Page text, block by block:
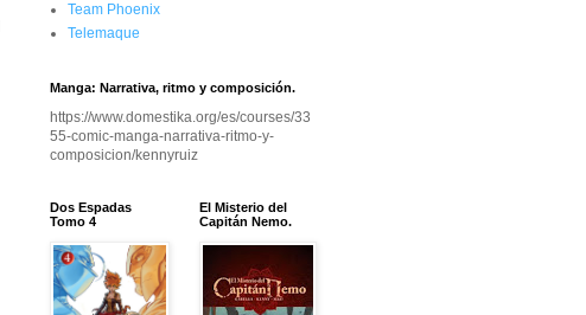
Team Phoenix
Telemaque
Manga: Narrativa, ritmo y composición.
https://www.domestika.org/es/courses/33
55-comic-manga-narrativa-ritmo-y-
composicion/kennyruiz
Dos Espadas
Tomo 4
El Misterio del
Capitán Nemo.